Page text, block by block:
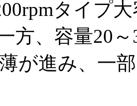
タイプ
方、容量20
が進み、一